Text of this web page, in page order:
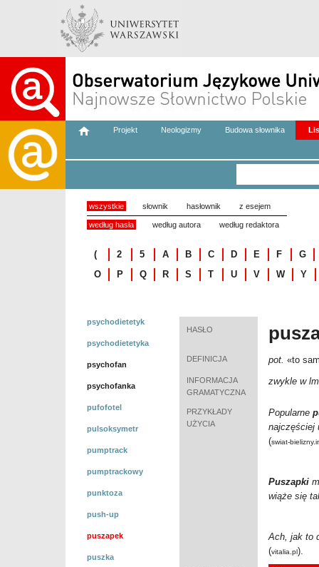
Projekt Neologizmy Budowa słownika
wszystkie słownik hasłownik z esejem
według hasła według autora według redaktora
( 2 5 A B C D E F
G
O
P Q R S T U V W Y
psychodietetyk
psychodietetyka
psychofan
psychofanka
pufofotel
pulsoksymetr
pumptrack
pumptrackowy
punktoza
push-up
puszapek
puszka
HASŁO
DEFINICJA pot. «to
INFORMACJA
GRAMATYCZNA
zwykle w
PRZYKŁADY
UŻYCIA
Popularne
najczęściej
(swiat-
Puszapki
wiąże się
Ach, jak to
(vitalia.pl).